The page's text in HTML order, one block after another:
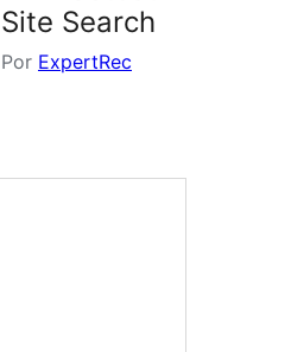
Site Search
Por ExpertRec